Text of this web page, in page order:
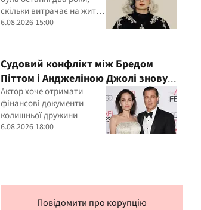
скільки витрачає на життя
та у яку суму обходяться її
6.08.2026 15:00
Судовий конфлікт між Бредом
Піттом і Анджеліною Джолі знову
загострився
Актор хоче отримати
фінансові документи
колишньої дружини
6.08.2026 18:00
Повідомити про корупцію